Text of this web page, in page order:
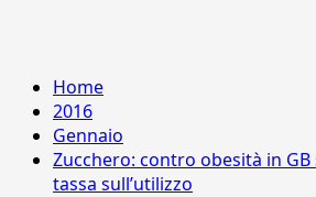
Home
2016
Gennaio
Zucchero: contro obesità in GB
tassa sull’utilizzo